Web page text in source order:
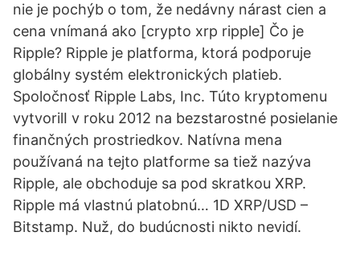
nie je pochýb o tom, že nedávny nárast cien a
cena vnímaná ako [crypto xrp ripple] Čo je
Ripple? Ripple je platforma, ktorá podporuje
globálny systém elektronických platieb.
Spoločnosť Ripple Labs, Inc. Túto kryptomenu
vytvorilI v roku 2012 na bezstarostné posielanie
finančných prostriedkov. Natívna mena
používaná na tejto platforme sa tiež nazýva
Ripple, ale obchoduje sa pod skratkou XRP.
Ripple má vlastnú platobnú… 1D XRP/USD –
Bitstamp. Nuž, do budúcnosti nikto nevidí.